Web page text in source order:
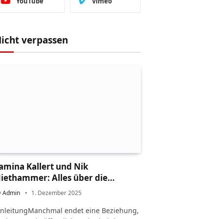
verpassen
Kallert und Nik
Alles über die
und ihr Leben danach
Admin 1. Dezember 2025
endet eine Beziehung,